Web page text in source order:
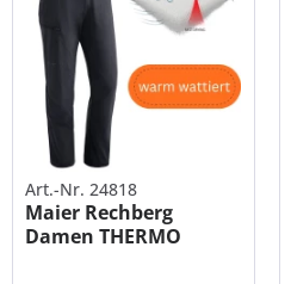
Art.-Nr. 24818
Maier Rechberg
Damen THERMO